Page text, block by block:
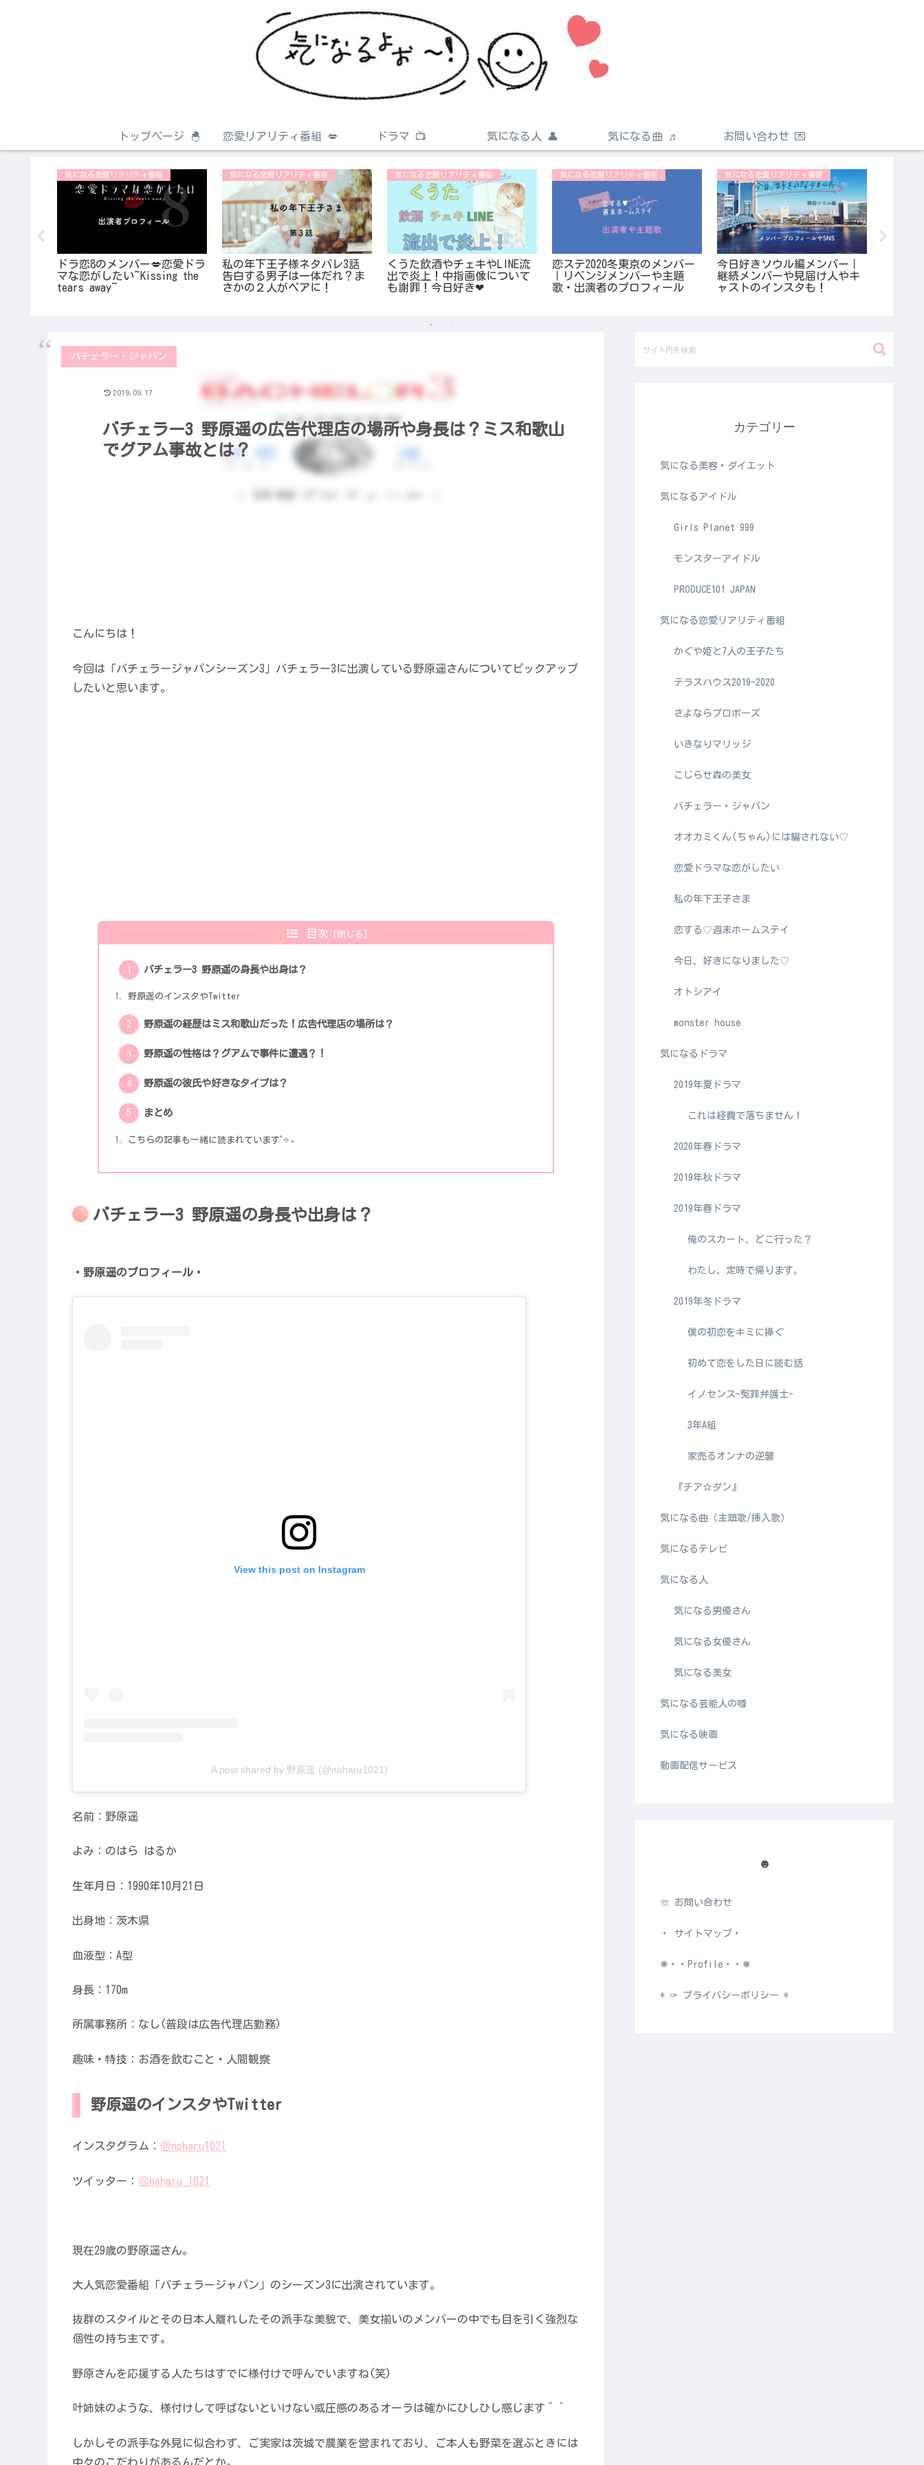
トップページ 🐣 恋愛リアリティ番組 💋 ドラマ 📺 気になる人 👤 気になる曲 ♬ お問い合わせ 💌
気になる恋愛リアリティ番組
ドラ恋8のメンバー💋恋愛ドラ
マな恋がしたい~Kissing the
tears away~
気になる恋愛リアリティ番組
私の年下王子様ネタバレ3話
告白する男子は一体だれ？ま
さかの２人がペアに！
気になる恋愛リアリティ番組
くうた飲酒やチェキやLINE流
出で炎上！中指画像について
も謝罪！今日好き❤︎
気になる恋愛リアリティ番組
恋ステ2020冬東京のメンバー
｜リベンジメンバーや主題
歌・出演者のプロフィール
気になる恋愛リアリティ番組
今日好きソウル編メンバー｜
継続メンバーや見届け人やキ
ャストのインスタも！
バチェラー3 野原遥の広告代理店の場所や身長は？ミス和歌山
でグアム事故とは？
バチェラー・ジャパン
2019.09.17
こんにちは！
今回は「バチェラージャパンシーズン3」バチェラー3に出演している野原遥さんについてピックアップ
したいと思います。
目次
バチェラー3 野原遥の身長や出身は？
野原遥のインスタやTwitter
野原遥の経歴はミス和歌山だった！広告代理店の場所は？
野原遥の性格は？グアムで事件に遭遇？！
野原遥の彼氏や好きなタイプは？
まとめ
こちらの記事も一緒に読まれています˚✧₊
バチェラー3 野原遥の身長や出身は？
・野原遥のプロフィール・
View this post on Instagram
A post shared by 野原遥 (@noharu1021)
名前：野原遥
よみ：のはら はるか
生年月日：1990年10月21日
出身地：茨木県
血液型：A型
身長：170m
所属事務所：なし(普段は広告代理店勤務)
趣味・特技：お酒を飲むこと・人間観察
野原遥のインスタやTwitter
インスタグラム： ＠noharu1021
ツイッター： ＠noharu_1021
現在29歳の野原遥さん。
大人気恋愛番組「バチェラージャパン」のシーズン3に出演されています。
抜群のスタイルとその日本人離れしたその派手な美貌で、美女揃いのメンバーの中でも目を引く強烈な
個性の持ち主です。
野原さんを応援する人たちはすでに様付けで呼んでいますね(笑)
叶姉妹のような、様付けして呼ばないといけない威圧感のあるオーラは確かにひしひし感じます＾＾
しかしその派手な外見に似合わず、ご実家は茨城で農業を営まれており、ご本人も野菜を選ぶときには
中々のこだわりがあるんだとか。
カテゴリー
気になる美容・ダイエット
気になるアイドル
Girls Planet 999
モンスターアイドル
PRODUCE101 JAPAN
気になる恋愛リアリティ番組
かぐや姫と7人の王子たち
テラスハウス2019-2020
さよならプロポーズ
いきなりマリッジ
こじらせ森の美女
バチェラー・ジャパン
オオカミくん(ちゃん)には騙されない♡
恋愛ドラマな恋がしたい
私の年下王子さま
恋する♡週末ホームステイ
今日、好きになりました♡
オトシアイ
monster house
気になるドラマ
2019年夏ドラマ
これは経費で落ちません！
2020年春ドラマ
2019年秋ドラマ
2019年春ドラマ
俺のスカート、どこ行った？
わたし、定時で帰ります。
2019年冬ドラマ
僕の初恋をキミに捧ぐ
初めて恋をした日に読む話
イノセンス-冤罪弁護士-
3年A組
家売るオンナの逆襲
『チア☆ダン』
気になる曲（主題歌/挿入歌）
気になるテレビ
気になる人
気になる男優さん
気になる女優さん
気になる美女
気になる芸能人の噂
気になる映画
動画配信サービス
☻
☏ お問い合わせ
・ サイトマップ・
❅・・Profile・・❅
* ✑ プライバシーポリシー *